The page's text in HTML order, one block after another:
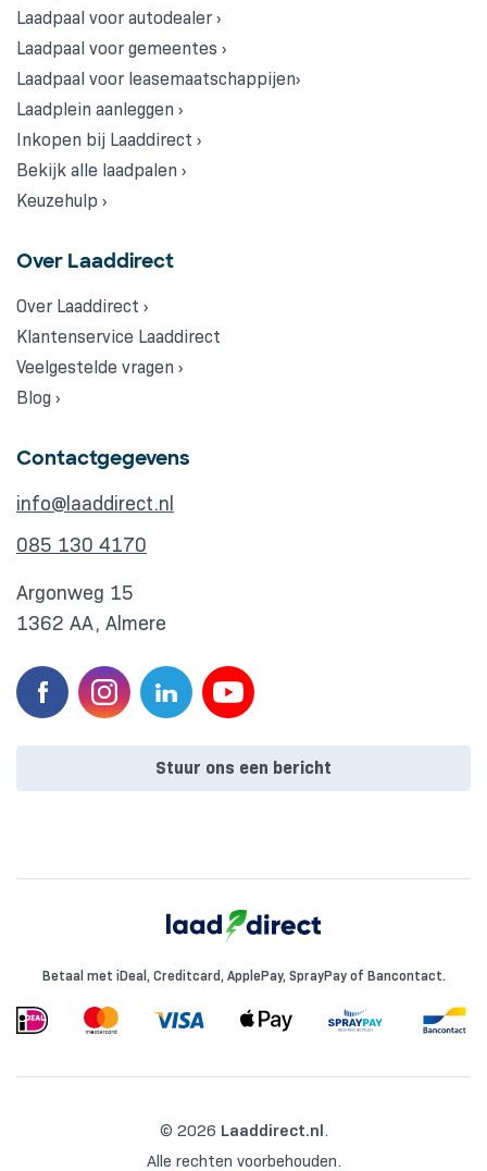
Laadpaal voor autodealer ›
Laadpaal voor gemeentes ›
Laadpaal voor leasemaatschappijen›
Laadplein aanleggen ›
Inkopen bij Laaddirect ›
Bekijk alle laadpalen ›
Keuzehulp ›
Over Laaddirect
Over Laaddirect ›
Klantenservice Laaddirect
Veelgestelde vragen ›
Blog ›
Contactgegevens
info@laaddirect.nl
085 130 4170
Argonweg 15
1362 AA, Almere
Stuur ons een bericht
Betaal met iDeal, Creditcard, ApplePay, SprayPay of Bancontact.
© 2026 Laaddirect.nl.
Alle rechten voorbehouden.